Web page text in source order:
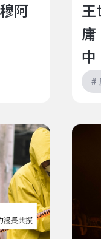
阿
王
庸
中
#
在《